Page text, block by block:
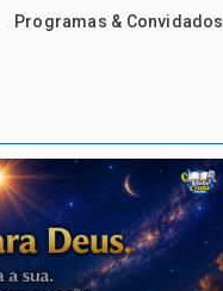
Programas & Convidados